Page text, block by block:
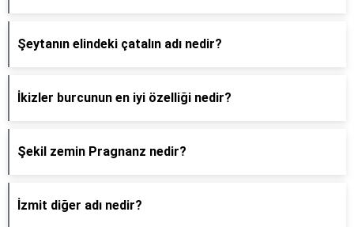
Şeytanın elindeki çatalın adı nedir?
İkizler burcunun en iyi özelliği nedir?
Şekil zemin Pragnanz nedir?
İzmit diğer adı nedir?